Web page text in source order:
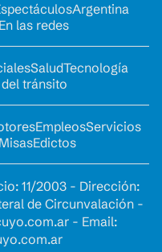
Argentina
las redes
SaludTecnología
tránsito
EmpleosServicios
Edictos
11/2003 - Dirección:
de Circunvalación -
- Email: